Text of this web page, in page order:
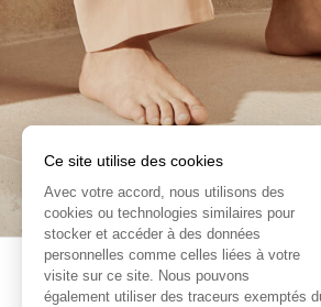
Ce site utilise des cookies
Avec votre accord, nous utilisons des
cookies ou technologies similaires pour
stocker et accéder à des données
personnelles comme celles liées à votre
visite sur ce site. Nous pouvons
également utiliser des traceurs exemptés